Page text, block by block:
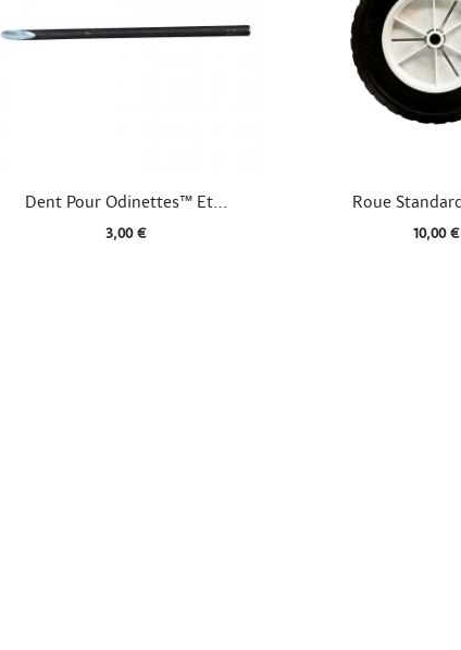
Aperçu rapide
Dent Pour Odinettes™ Et...
3,00 €
 Aperçu
Roue
10,00 €